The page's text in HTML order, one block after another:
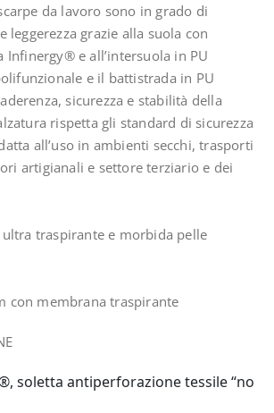
da lavoro sono in grado di
leggerezza grazie alla suola con
Infinergy® e all’intersuola in PU
e il battistrada in PU
sicurezza e stabilità della
rispetta gli standard di sicurezza
all’uso in ambienti secchi, trasporti
artigianali e settore terziario e dei
traspirante e morbida pelle
con membrana traspirante
soletta antiperforazione tessile “no